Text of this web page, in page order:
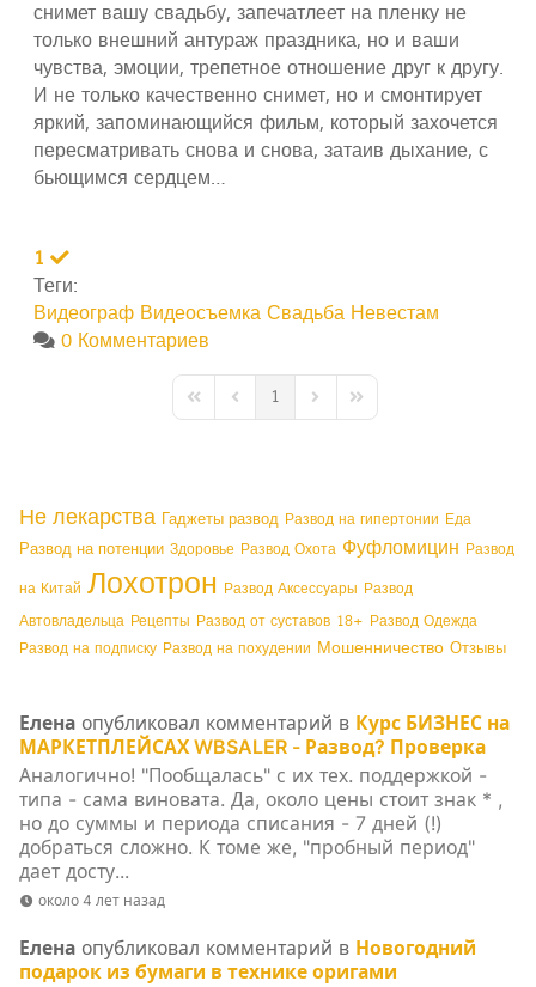
снимет вашу свадьбу, запечатлеет на пленку не
только внешний антураж праздника, но и ваши
чувства, эмоции, трепетное отношение друг к другу.
И не только качественно снимет, но и смонтирует
яркий, запоминающийся фильм, который захочется
пересматривать снова и снова, затаив дыхание, с
бьющимся сердцем…
1
Теги:
Видеограф Видеосъемка Свадьба Невестам
0 Комментариев
First PagePrevious Page
1 Next PageLast Page
Не лекарства Гаджеты развод Развод на гипертонии Еда
Развод на потенции Здоровье Развод Охота Фуфломицин Развод
на Китай Лохотрон Развод Аксессуары Развод
Автовладельца Рецепты Развод от суставов 18+ Развод Одежда
Развод на подписку Развод на похудении Мошенничество Отзывы
Елена опубликовал комментарий в Курс БИЗНЕС на
МАРКЕТПЛЕЙСАХ WBSALER - Развод? Проверка
Аналогично! "Пообщалась" с их тех. поддержкой -
типа - сама виновата. Да, около цены стоит знак * ,
но до суммы и периода списания - 7 дней (!)
добраться сложно. К томе же, "пробный период"
дает досту...
около 4 лет назад
Елена опубликовал комментарий в Новогодний
подарок из бумаги в технике оригами